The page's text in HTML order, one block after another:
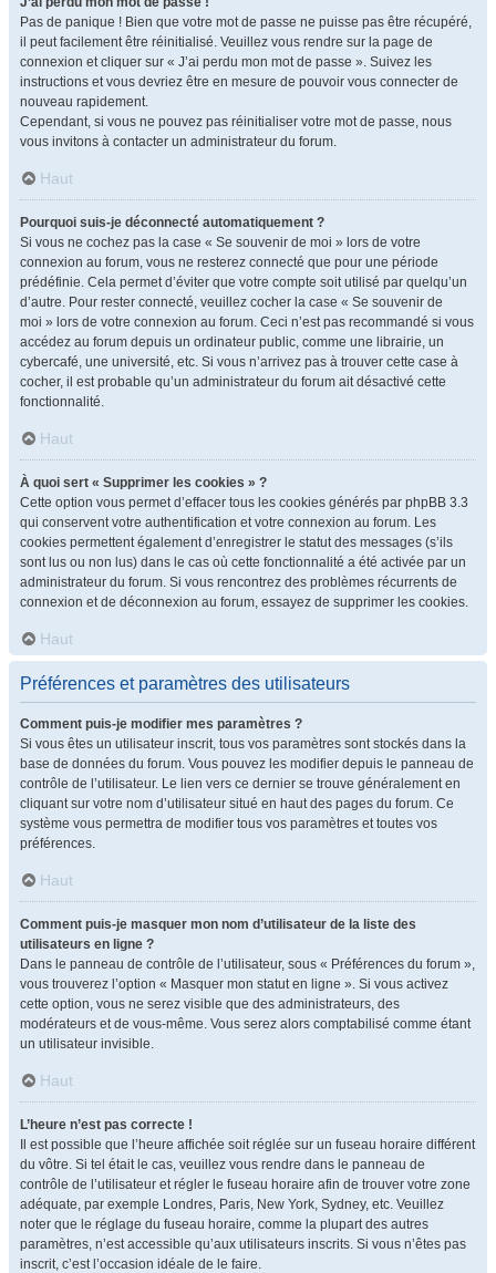
Pas de panique ! Bien que votre mot de passe ne puisse pas être récupéré,
il peut facilement être réinitialisé. Veuillez vous rendre sur la page de
connexion et cliquer sur « J’ai perdu mon mot de passe ». Suivez les
instructions et vous devriez être en mesure de pouvoir vous connecter de
nouveau rapidement.
Cependant, si vous ne pouvez pas réinitialiser votre mot de passe, nous
vous invitons à contacter un administrateur du forum.
Haut
Pourquoi suis-je déconnecté automatiquement ?
Si vous ne cochez pas la case « Se souvenir de moi » lors de votre
connexion au forum, vous ne resterez connecté que pour une période
prédéfinie. Cela permet d’éviter que votre compte soit utilisé par quelqu’un
d’autre. Pour rester connecté, veuillez cocher la case « Se souvenir de
moi » lors de votre connexion au forum. Ceci n’est pas recommandé si vous
accédez au forum depuis un ordinateur public, comme une librairie, un
cybercafé, une université, etc. Si vous n’arrivez pas à trouver cette case à
cocher, il est probable qu’un administrateur du forum ait désactivé cette
fonctionnalité.
Haut
À quoi sert « Supprimer les cookies » ?
Cette option vous permet d’effacer tous les cookies générés par phpBB 3.3
qui conservent votre authentification et votre connexion au forum. Les
cookies permettent également d’enregistrer le statut des messages (s’ils
sont lus ou non lus) dans le cas où cette fonctionnalité a été activée par un
administrateur du forum. Si vous rencontrez des problèmes récurrents de
connexion et de déconnexion au forum, essayez de supprimer les cookies.
Haut
Préférences et paramètres des utilisateurs
Comment puis-je modifier mes paramètres ?
Si vous êtes un utilisateur inscrit, tous vos paramètres sont stockés dans la
base de données du forum. Vous pouvez les modifier depuis le panneau de
contrôle de l’utilisateur. Le lien vers ce dernier se trouve généralement en
cliquant sur votre nom d’utilisateur situé en haut des pages du forum. Ce
système vous permettra de modifier tous vos paramètres et toutes vos
préférences.
Haut
Comment puis-je masquer mon nom d’utilisateur de la liste des
utilisateurs en ligne ?
Dans le panneau de contrôle de l’utilisateur, sous « Préférences du forum »,
vous trouverez l’option « Masquer mon statut en ligne ». Si vous activez
cette option, vous ne serez visible que des administrateurs, des
modérateurs et de vous-même. Vous serez alors comptabilisé comme étant
un utilisateur invisible.
Haut
L’heure n’est pas correcte !
Il est possible que l’heure affichée soit réglée sur un fuseau horaire différent
du vôtre. Si tel était le cas, veuillez vous rendre dans le panneau de
contrôle de l’utilisateur et régler le fuseau horaire afin de trouver votre zone
adéquate, par exemple Londres, Paris, New York, Sydney, etc. Veuillez
noter que le réglage du fuseau horaire, comme la plupart des autres
paramètres, n’est accessible qu’aux utilisateurs inscrits. Si vous n’êtes pas
inscrit, c’est l’occasion idéale de le faire.